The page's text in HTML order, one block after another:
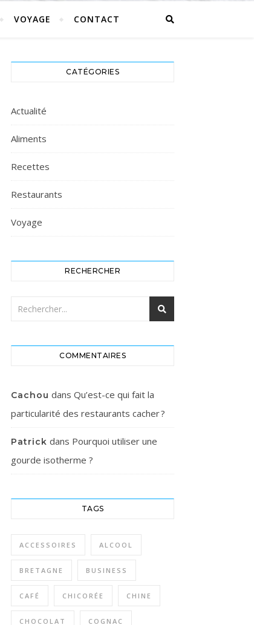
VOYAGE CONTACT
CATÉGORIES
Actualité
Aliments
Recettes
Restaurants
Voyage
RECHERCHER
COMMENTAIRES
Cachou dans Qu’est-ce qui fait la
particularité des restaurants cacher ?
Patrick dans Pourquoi utiliser une
gourde isotherme ?
TAGS
ACCESSOIRES ALCOOL
BRETAGNE BUSINESS
CAFÉ CHICORÉE CHINE
CHOCOLAT COGNAC